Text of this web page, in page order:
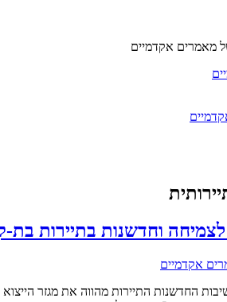
מאמרים אקדמיים
וחדשנות בתיירות בת-
אקדמיים